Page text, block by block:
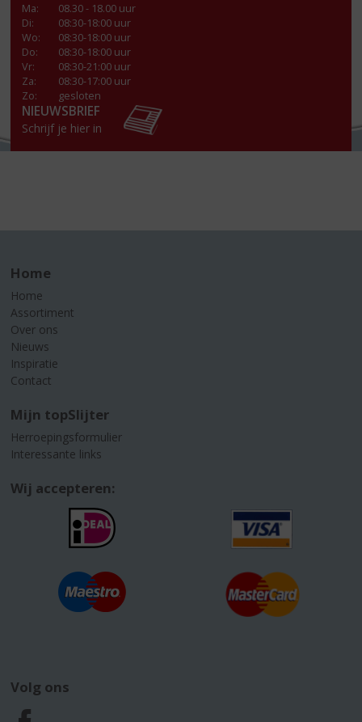
Ma:
08.30 - 18.00 uur
Di:
08:30-18:00 uur
Wo:
08:30-18:00 uur
Do:
08:30-18:00 uur
Vr:
08:30-21:00 uur
Za:
08:30-17:00 uur
Zo:
gesloten
NIEUWSBRIEF
Schrijf je hier in
Home
Home
Assortiment
Over ons
Nieuws
Inspiratie
Contact
Mijn topSlijter
Herroepingsformulier
Interessante links
Wij accepteren:
Volg ons